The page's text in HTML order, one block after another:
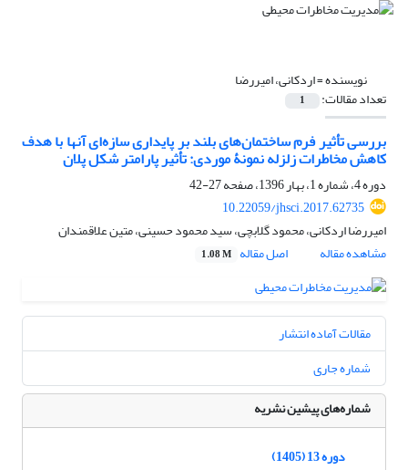
نویسنده =اردکانی، امیررضا
تعداد مقالات: 1
بررسی تأثیر فرم ساختمان‌های بلند بر پایداری سازه‌ای آنها با هدف
کاهش مخاطرات زلزله نمونۀ موردی: تأثیر پارامتر شکل پلان
دوره 4، شماره 1، بهار 1396، صفحه
27-42
10.22059/jhsci.2017.62735
امیررضا اردکانی، محمود گلابچی، سید محمود حسینی، متین علاقمندان
مشاهده مقاله
اصل مقاله 1.08 M
مقالات آماده انتشار
شماره جاری
شماره‌های پیشین نشریه
دوره 13 (1405)